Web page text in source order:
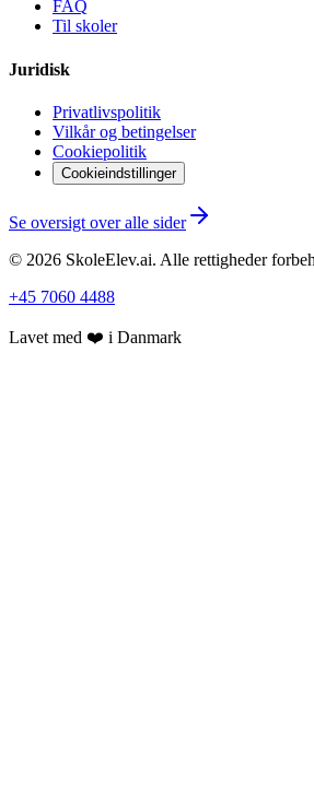
FAQ
Til skoler
Juridisk
Privatlivspolitik
Vilkår og betingelser
Cookiepolitik
Cookieindstillinger
Se oversigt over alle sider
© 2026 SkoleElev.ai. Alle rettigheder
+45 7060 4488
Lavet med ❤️ i Danmark